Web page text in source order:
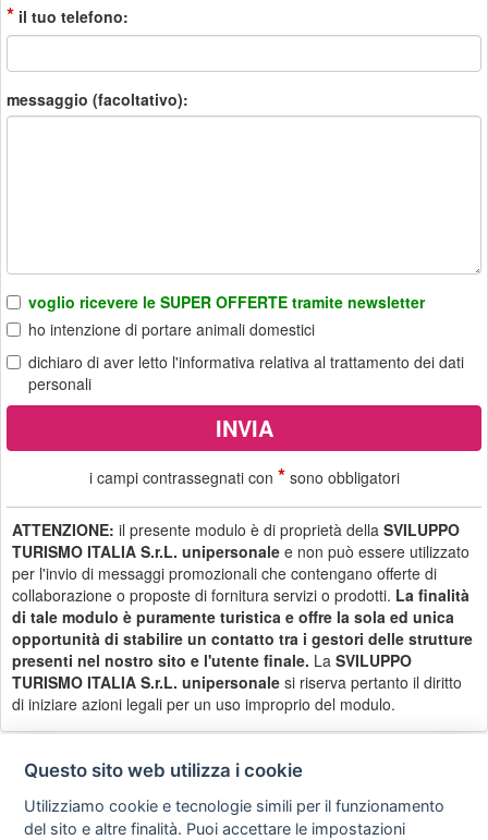
* il tuo telefono:
messaggio (facoltativo):
voglio ricevere le SUPER OFFERTE tramite newsletter
ho intenzione di portare animali domestici
dichiaro di aver letto l'informativa relativa al trattamento dei dati
personali
i campi contrassegnati con *sono obbligatori
ATTENZIONE: il presente modulo è di proprietà della SVILUPPO
TURISMO ITALIA S.r.L. unipersonale e non può essere utilizzato
per l'invio di messaggi promozionali che contengano offerte di
collaborazione o proposte di fornitura servizi o prodotti. La finalità
di tale modulo è puramente turistica e offre la sola ed unica
opportunità di stabilire un contatto tra i gestori delle strutture
presenti nel nostro sito e l'utente finale. La SVILUPPO
TURISMO ITALIA S.r.L. unipersonale si riserva pertanto il diritto
di iniziare azioni legali per un uso improprio del modulo.
Privacy
policy
Avviso
legale
Scrivici
Questo sito web utilizza i cookie
Utilizziamo cookie e tecnologie simili per il funzionamento
del sito e altre finalità. Puoi accettare le impostazioni